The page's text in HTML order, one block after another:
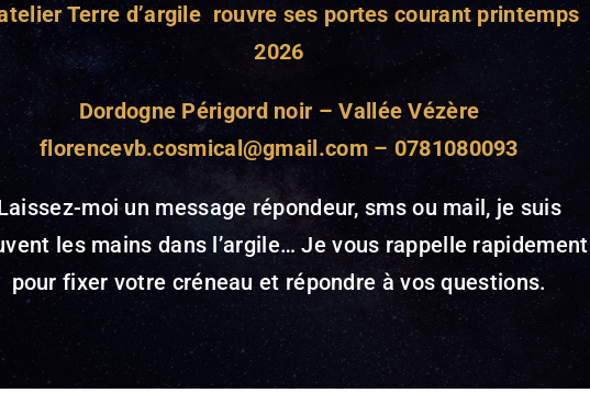
Terre d’argile rouvre ses portes courant printemps
2026
Dordogne Périgord noir – Vallée Vézère
florencevb.cosmical@gmail.com – 0781080093
moi un message répondeur, sms ou mail, je suis
les mains dans l’argile… Je vous rappelle rapidement
pour fixer votre créneau et répondre à vos questions.